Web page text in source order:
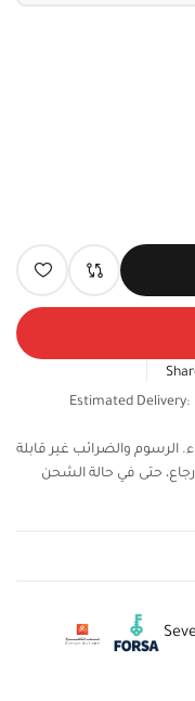
Estimated Delivery:
تاريخ الشراء. الرسوم والضرائب غير
الإرجاع، حتى في حالة